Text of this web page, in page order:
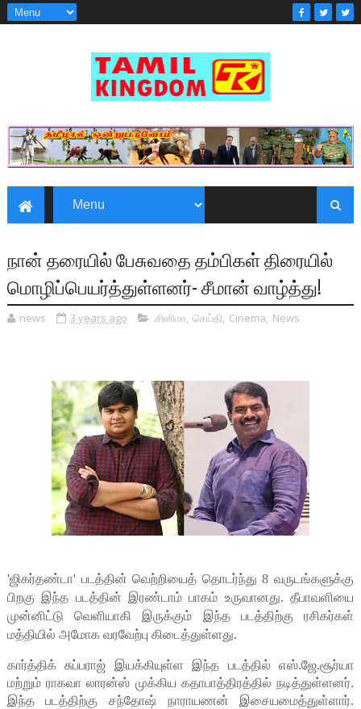
நான் தரையில் பேசுவதை தம்பிகள் திரையில்
மொழிப்பெயர்த்துள்ளனர்- சீமான் வாழ்த்து!
news 3 years ago .சினிமா, செய்தி, Cinema, News
'ஜிகர்தண்டா' படத்தின் வெற்றியைத் தொடர்ந்து 8 வருடங்களுக்கு
பிறகு இந்த படத்தின் இரண்டாம் பாகம் உருவானது. தீபாவளியை
முன்னிட்டு வெளியாகி இருக்கும் இந்த படத்திற்கு ரசிகர்கள்
மத்தியில் அமோக வரவேற்பு கிடைத்துள்ளது.
கார்த்திக் சுப்பராஜ் இயக்கியுள்ள இந்த படத்தில் எஸ்.ஜே.சூர்யா
மற்றும் ராகவா லாரன்ஸ் முக்கிய கதாபாத்திரத்தில் நடித்துள்ளனர்.
இந்த படத்திற்கு சந்தோஷ் நாராயணன் இசையமைத்துள்ளார்.